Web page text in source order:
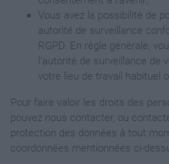
Vous avez la possibilité de
autorité de surveillance
RGPD. En règle générale,
l'autorité de surveillance de
votre lieu de travail habituel
Pour faire valoir les droits des
pouvez nous contacter, ou
protection des données à tout
coordonnées mentionnées ci-